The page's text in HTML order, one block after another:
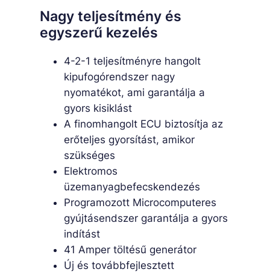
Nagy teljesítmény és
egyszerű kezelés
4-2-1 teljesítményre hangolt
kipufogórendszer nagy
nyomatékot, ami garantálja a
gyors kisiklást
A finomhangolt ECU biztosítja az
erőteljes gyorsítást, amikor
szükséges
Elektromos
üzemanyagbefecskendezés
Programozott Microcomputeres
gyújtásendszer garantálja a gyors
indítást
41 Amper töltésű generátor
Új és továbbfejlesztett